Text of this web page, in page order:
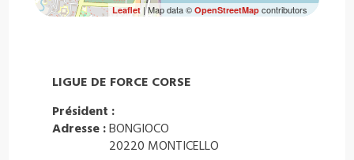
Leaflet| Map data © OpenStreetMapcontributors
LIGUE DE FORCE CORSE
Président :
Adresse :BONGIOCO
20220 MONTICELLO